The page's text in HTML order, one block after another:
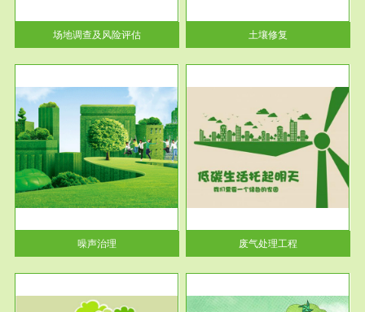
场地调查及风险评估 土壤修复
噪声治理
服务范围
废气处理工程
废气处理工程